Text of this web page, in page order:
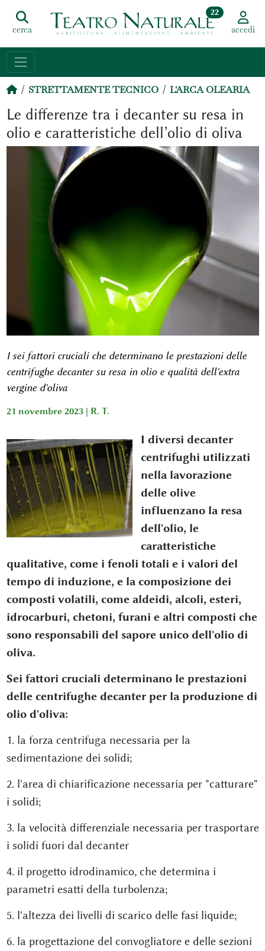
cerca
22
accedi
STRETTAMENTE TECNICO L'ARCA OLEARIA
Le differenze tra i decanter su resa in
olio e caratteristiche dell’olio di oliva
I sei fattori cruciali che determinano le prestazioni delle
centrifughe decanter su resa in olio e qualità dell'extra
vergine d'oliva
21 novembre 2023 | R. T.
I diversi decanter
centrifughi utilizzati
nella lavorazione
delle olive
influenzano la resa
dell'olio, le
caratteristiche
qualitative, come i fenoli totali e i valori del
tempo di induzione, e la composizione dei
composti volatili, come aldeidi, alcoli, esteri,
idrocarburi, chetoni, furani e altri composti che
sono responsabili del sapore unico dell'olio di
oliva.
Sei fattori cruciali determinano le prestazioni
delle centrifughe decanter per la produzione di
olio d'oliva:
1. la forza centrifuga necessaria per la
sedimentazione dei solidi;
2. l'area di chiarificazione necessaria per "catturare"
i solidi;
3. la velocità differenziale necessaria per trasportare
i solidi fuori dal decanter
4. il progetto idrodinamico, che determina i
parametri esatti della turbolenza;
5. l'altezza dei livelli di scarico delle fasi liquide;
6. la progettazione del convogliatore e delle sezioni